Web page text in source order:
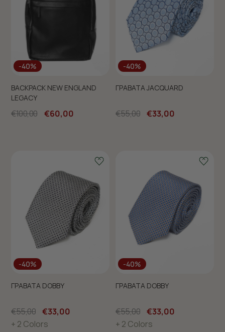
-40%
BACKPACK NEW ENGLAND
LEGACY
€100,00 €60,00
-40%
ΓΡΑΒΑΤΑ JACQUARD
€55,00 €33,00
-40%
ΓΡΑΒΑΤΑ DOBBY
€55,00 €33,00
+ 2 Colors
-40%
ΓΡΑΒΑΤΑ DOBBY
€55,00 €33,00
+ 2 Colors